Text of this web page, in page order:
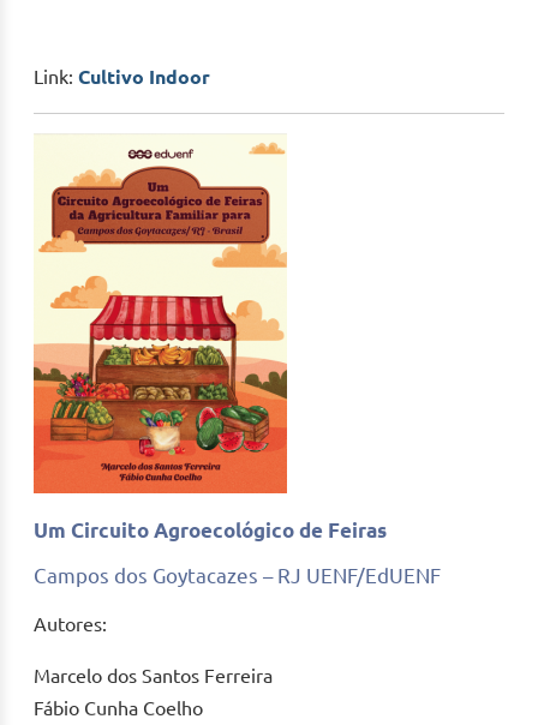
Link: Cultivo Indoor
Um Circuito Agroecológico de Feiras
Campos dos Goytacazes – RJ UENF/EdUENF
Autores:
Marcelo dos Santos Ferreira
Fábio Cunha Coelho